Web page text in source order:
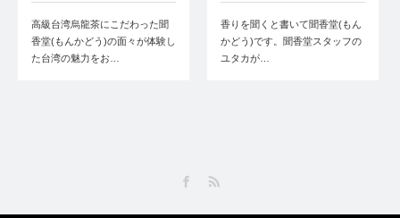
高級台湾烏龍茶にこだわった聞
香堂(もんかどう)の面々が体験し
た台湾の魅力をお…
香りを聞くと書いて聞香堂(もん
かどう)です。聞香堂スタッフの
ユタカが…